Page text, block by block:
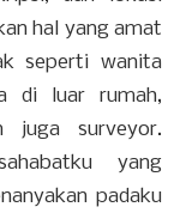
hal yang amat
seperti wanita
di luar rumah,
juga surveyor.
yang
padaku